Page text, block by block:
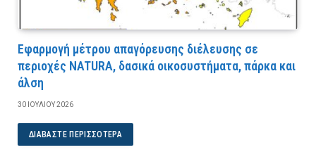
Εφαρμογή μέτρου απαγόρευσης διέλευσης σε
περιοχές NATURA, δασικά οικοσυστήματα, πάρκα και
άλση
30 ΙΟΥΛΊΟΥ 2026
ΔΙΑΒΆΣΤΕ ΠΕΡΙΣΣΌΤΕΡΑ